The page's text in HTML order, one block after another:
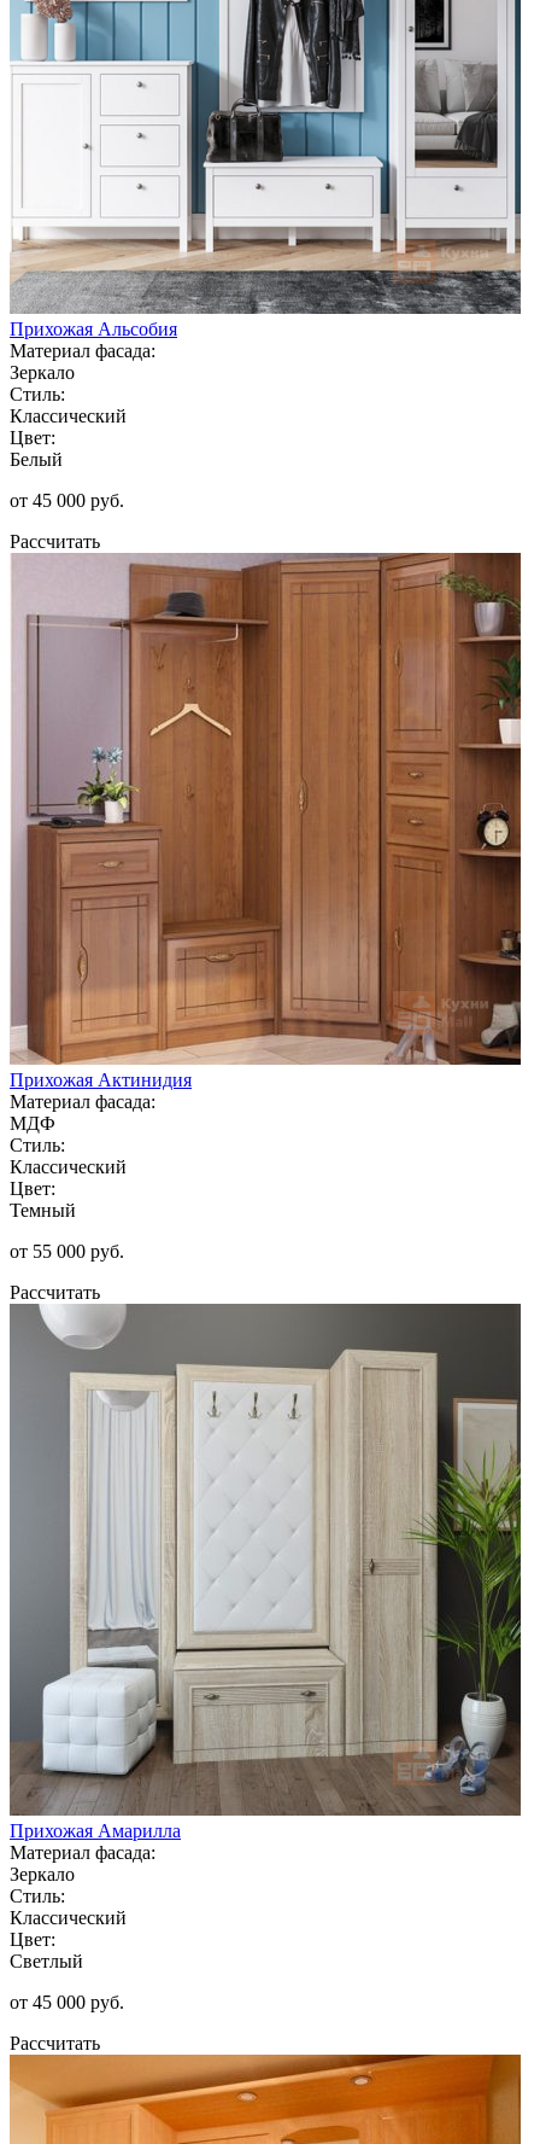
Прихожая Альсобия
Материал фасада:
Зеркало
Стиль:
Классический
Цвет:
Белый
от 45 000 руб.
Рассчитать
Прихожая Актинидия
Материал фасада:
МДФ
Стиль:
Классический
Цвет:
Темный
от 55 000 руб.
Рассчитать
Прихожая Амарилла
Материал фасада:
Зеркало
Стиль:
Классический
Цвет:
Светлый
от 45 000 руб.
Рассчитать